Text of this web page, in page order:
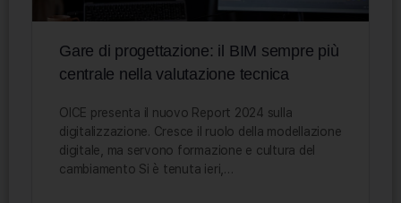
Gare di progettazione: il BIM sempre più
centrale nella valutazione tecnica
OICE presenta il nuovo Report 2024 sulla
digitalizzazione. Cresce il ruolo della modellazione
digitale, ma servono formazione e cultura del
cambiamento Si è tenuta ieri,…